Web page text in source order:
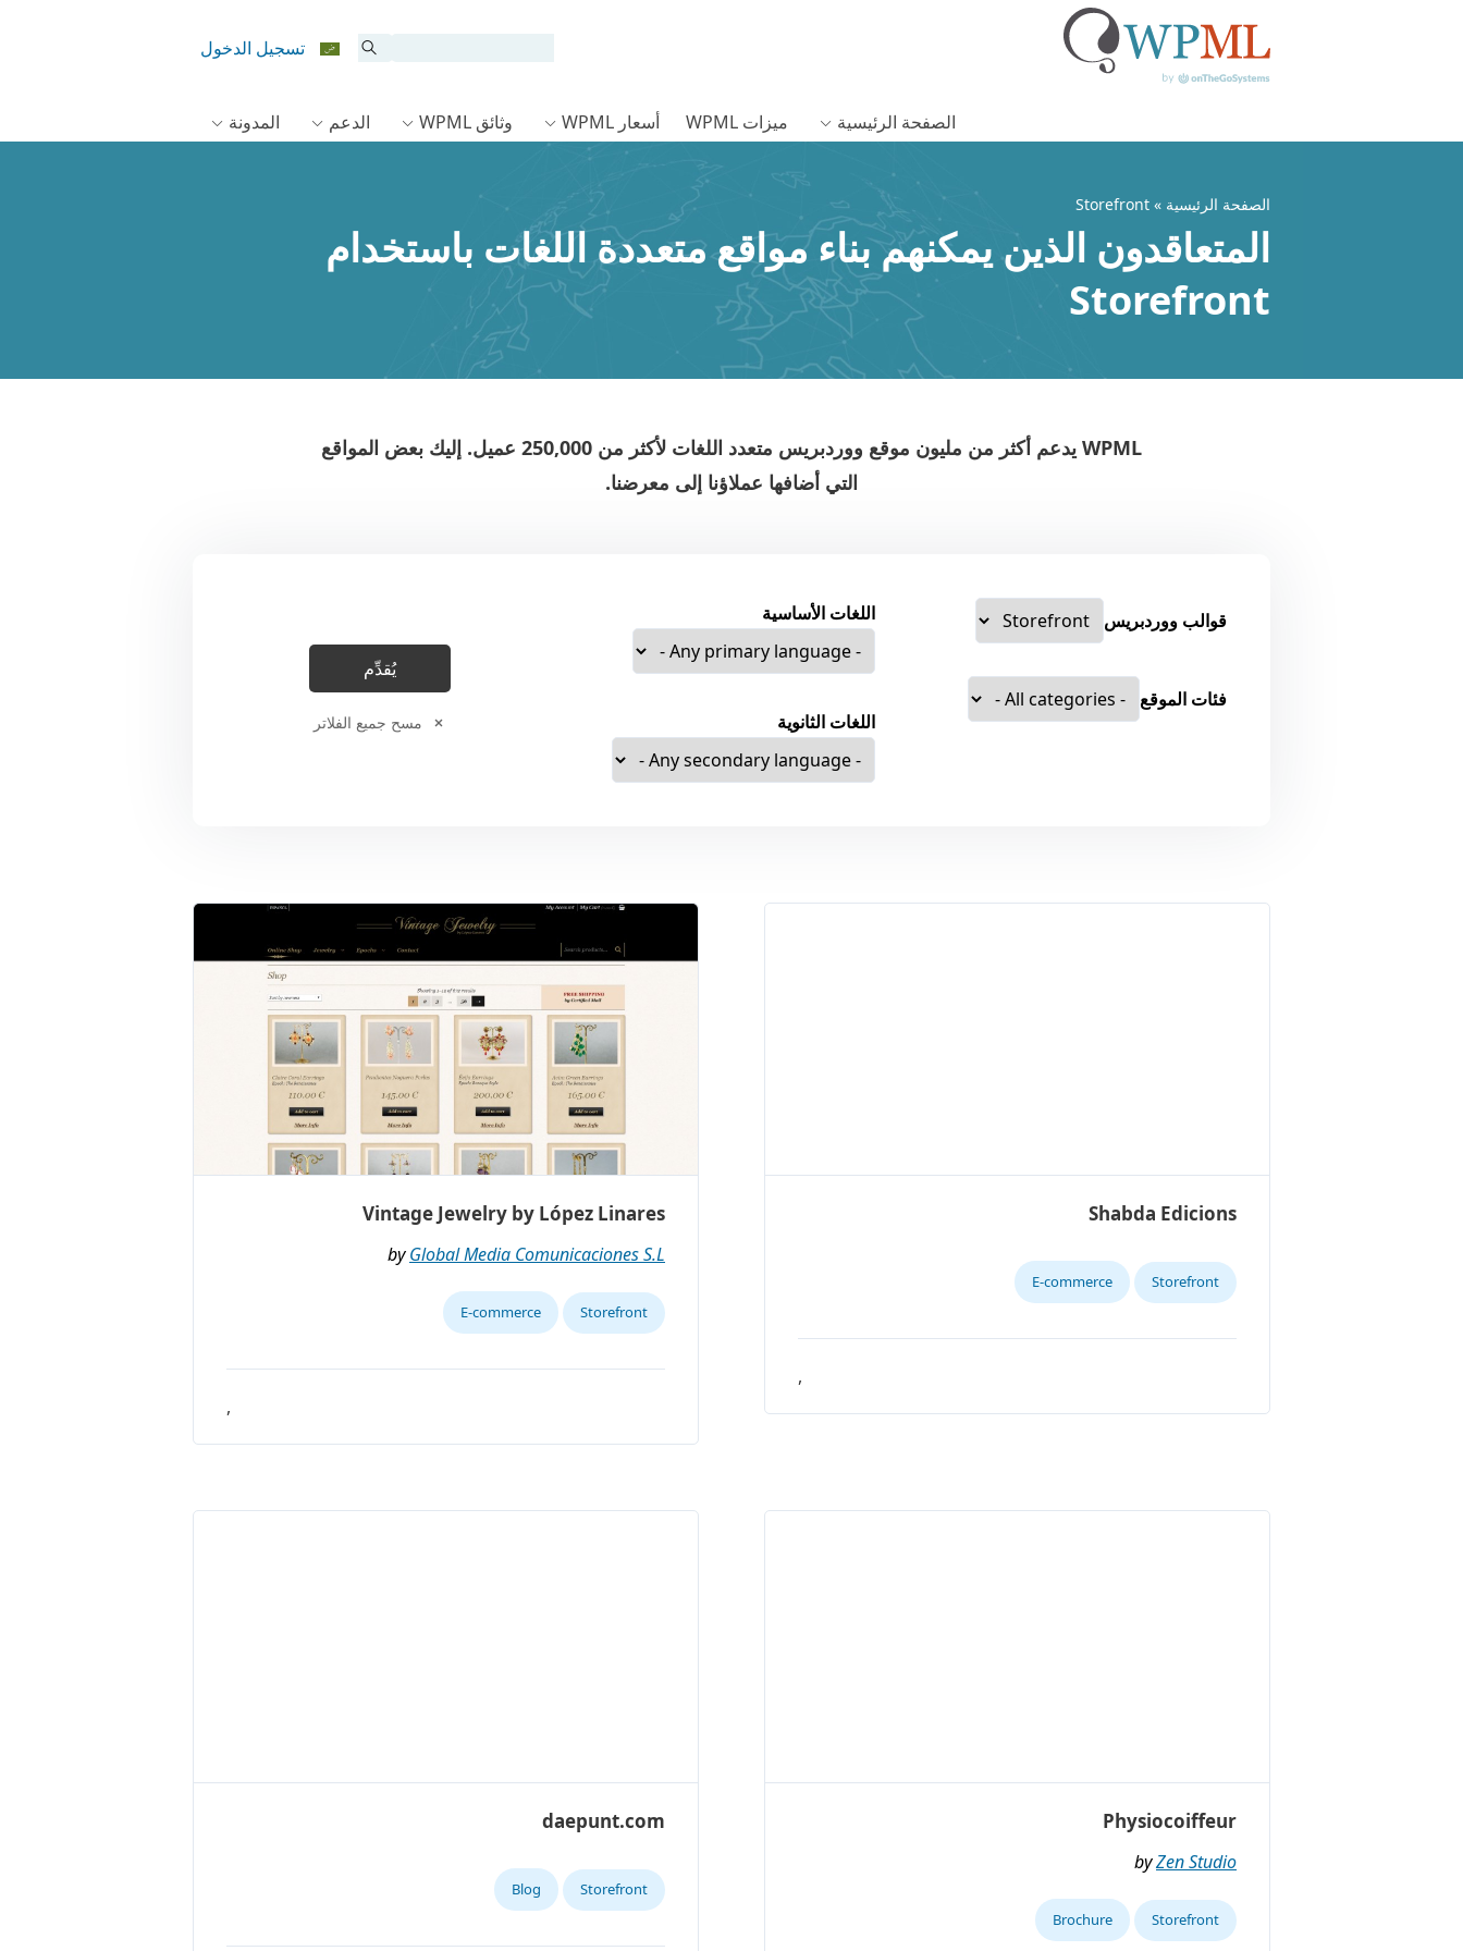
تسجيل الدخول
الصفحة الرئيسية ميزات WPML أسعار WPML وثائق WPML الدعم المدونة
الصفحة الرئيسية » Storefront
المتعاقدون الذين يمكنهم بناء مواقع متعددة اللغات باستخدام
Storefront
WPML يدعم أكثر من مليون موقع ووردبريس متعدد اللغات لأكثر من 250,000 عميل
. إليك بعض المواقع
التي أضافها عملاؤنا إلى معرضنا.
قوالب ووردبريس
فئات الموقع
اللغات الأساسية
اللغات الثانوية مسح جميع الفلاتر
Shabda Edicions
Storefront
E-commerce
,
Vintage Jewelry by López Linares
byGlobal Media Comunicaciones S.L
Storefront
E-commerce
,
Physiocoiffeur
byZen Studio
Storefront
Brochure
daepunt.com
Storefront
Blog